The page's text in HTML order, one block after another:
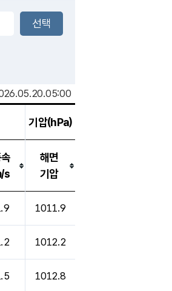
기압(hPa)
s
해면
기압
1011.9
1012.2
1012.8